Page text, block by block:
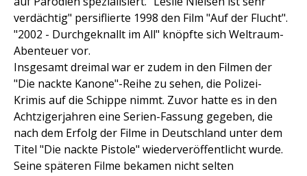
verdächtig" persiflierte 1998 den Film "Auf der Flucht".
"2002 - Durchgeknallt im All" knöpfte sich Weltraum-
Abenteuer vor.
Insgesamt dreimal war er zudem in den Filmen der
"Die nackte Kanone"-Reihe zu sehen, die Polizei-
Krimis auf die Schippe nimmt. Zuvor hatte es in den
Achtzigerjahren eine Serien-Fassung gegeben, die
nach dem Erfolg der Filme in Deutschland unter dem
Titel "Die nackte Pistole" wiederveröffentlicht wurde.
Seine späteren Filme bekamen nicht selten